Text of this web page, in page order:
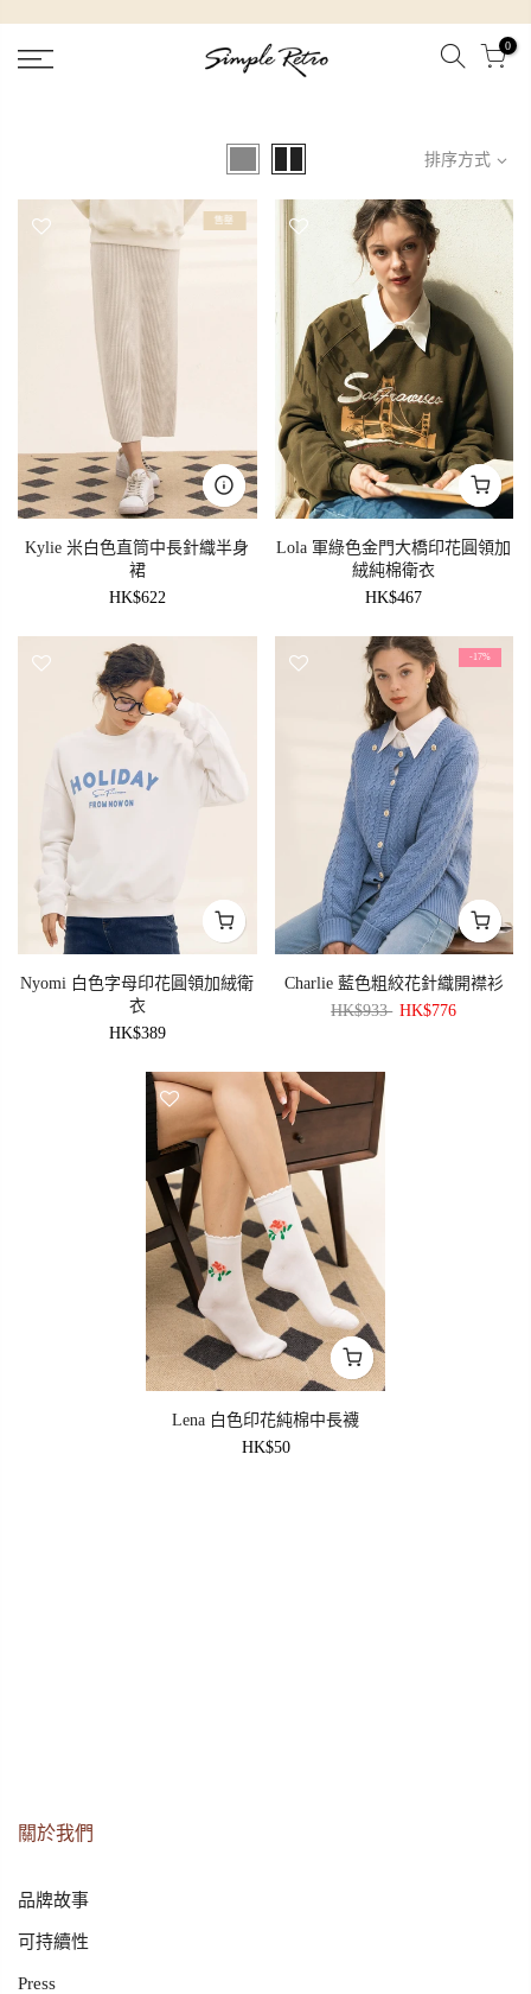
0
排序方式
售罄
Kylie 米白色直筒中長針織半身
裙
HK$622
Lola 軍綠色金門大橋印花圓領加
絨純棉衛衣
HK$467
Nyomi 白色字母印花圓領加絨衛
衣
HK$389
-17%
Charlie 藍色粗絞花針織開襟衫
HK$933 HK$776
Lena 白色印花純棉中長襪
HK$50
關於我們
品牌故事
可持續性
Press